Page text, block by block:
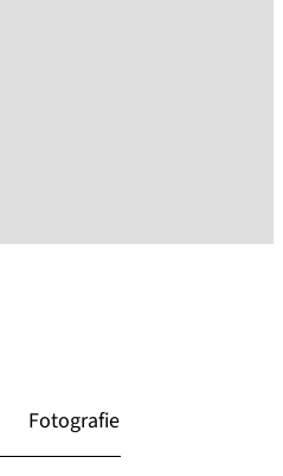
Fotografie